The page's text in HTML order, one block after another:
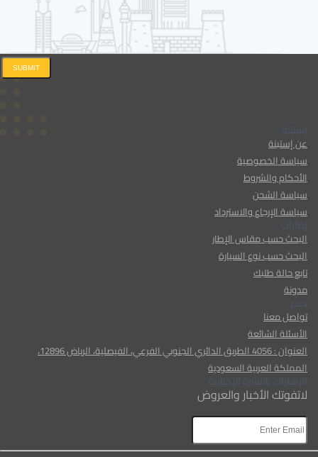
إستبنة
عن إستبنة
سياسة الخصوصية
الأحكام والشروط
سياسة الشحن
سياسة الإرجاع والاسترداد
إطارات
البحث حسب مقاس الإطار
البحث حسب نوع السيارة
تابع حالة طلبك
مدونة
دعم
تواصل معنا
الأسئلة الشائعة
العنوان : 4056 الطريق الدائري الجنوبي الفرعي، الفيصلية، الرياض 12896،
المملكة العربية السعودية
الإشتراك بالنشرة الإخبارية
لاتفوتك الأخبار والعروض
SUBMIT